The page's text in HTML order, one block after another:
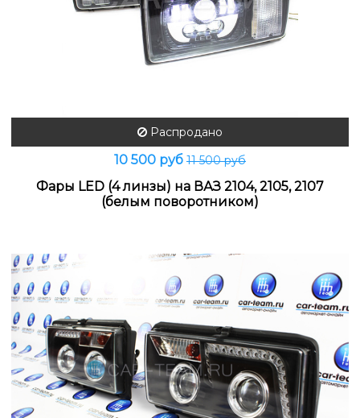
Распродано
10 500 руб 11 500 руб
Фары LED (4 линзы) на ВАЗ 2104, 2105, 2107
(белым поворотником)